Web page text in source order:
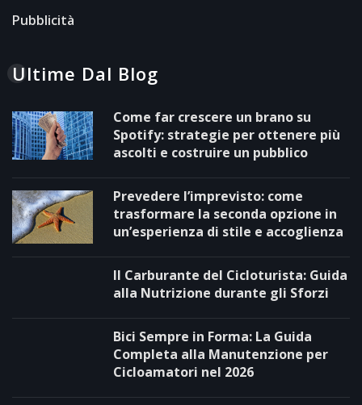
Pubblicità
Ultime Dal Blog
Come far crescere un brano su
Spotify: strategie per ottenere più
ascolti e costruire un pubblico
Prevedere l’imprevisto: come
trasformare la seconda opzione in
un’esperienza di stile e accoglienza
Il Carburante del Cicloturista: Guida
alla Nutrizione durante gli Sforzi
Bici Sempre in Forma: La Guida
Completa alla Manutenzione per
Cicloamatori nel 2026